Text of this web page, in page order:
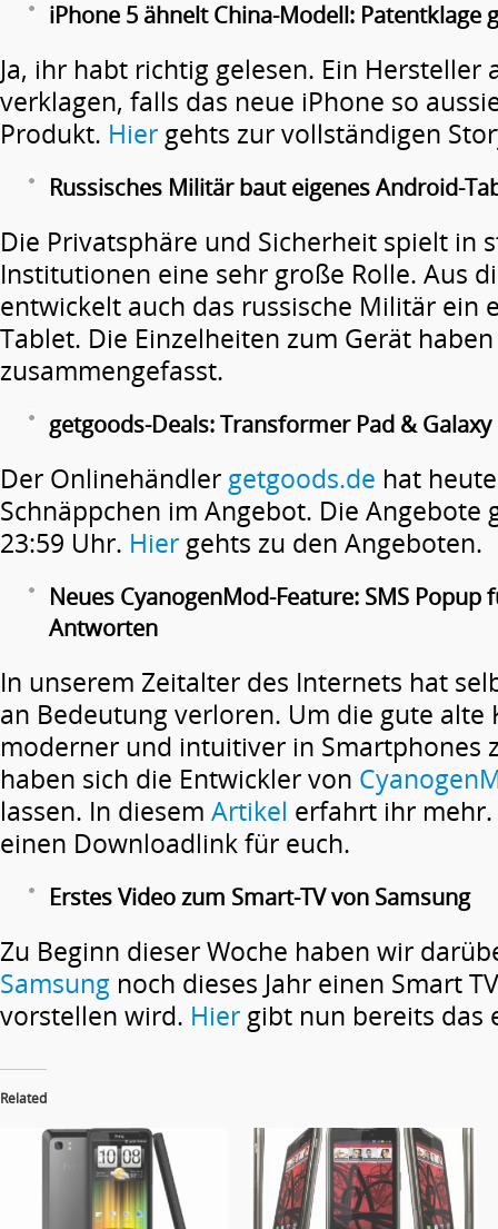
iPhone 5 ähnelt China-Modell: Patentklage
Ja, ihr habt richtig gelesen. Ein Hersteller
verklagen, falls das neue iPhone so
Produkt. Hier gehts zur vollständigen
Russisches Militär baut eigenes Android-
Die Privatsphäre und Sicherheit spielt in
Institutionen eine sehr große Rolle. Aus
entwickelt auch das russische Militär ein
Tablet. Die Einzelheiten zum Gerät
zusammengefasst.
getgoods-Deals: Transformer Pad &
Der Onlinehändler getgoods.de hat
Schnäppchen im Angebot. Die Angebote
23:59 Uhr. Hier gehts zu den Angeboten.
Neues CyanogenMod-Feature: SMS Popup
Antworten
In unserem Zeitalter des Internets hat
an Bedeutung verloren. Um die gute alte
moderner und intuitiver in Smartphones
haben sich die Entwickler von
lassen. In diesem Artikel erfahrt ihr
einen Downloadlink für euch.
Erstes Video zum Smart-TV von Samsung
Zu Beginn dieser Woche haben wir
Samsung noch dieses Jahr einen Smart
vorstellen wird. Hier gibt nun bereits das
Related